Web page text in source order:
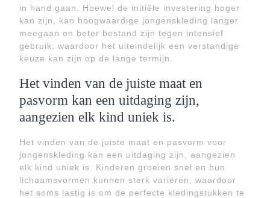
in hand gaan. Hoewel de initiële investering hoger
kan zijn, kan hoogwaardige jongenskleding langer
meegaan en beter bestand zijn tegen intensief
gebruik, waardoor het uiteindelijk een verstandige
keuze kan zijn op de lange termijn.
Het vinden van de juiste maat en
pasvorm kan een uitdaging zijn,
aangezien elk kind uniek is.
Het vinden van de juiste maat en pasvorm voor
jongenskleding kan een uitdaging zijn, aangezien
elk kind uniek is. Kinderen groeien snel en hun
lichaamsvormen kunnen sterk variëren, waardoor
het soms lastig is om de perfecte kledingstukken te